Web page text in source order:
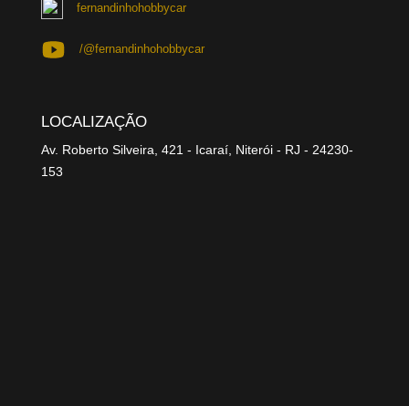
fernandinhohobbycar
/@fernandinhohobbycar
LOCALIZAÇÃO
Av. Roberto Silveira, 421 - Icaraí, Niterói - RJ - 24230-
153